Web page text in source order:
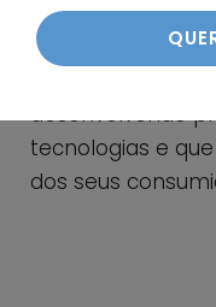
portfólio, que
se adaptam as
desenvolvendo
tecnologias e
dos seus